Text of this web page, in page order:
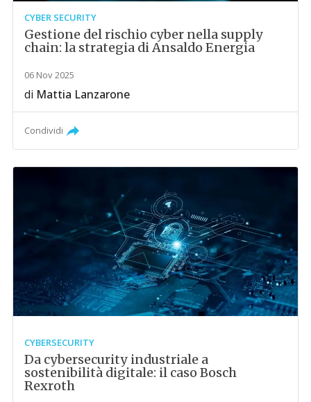
CYBER SECURITY
Gestione del rischio cyber nella supply
chain: la strategia di Ansaldo Energia
06 Nov 2025
di Mattia Lanzarone
Condividi
CYBERSECURITY
Da cybersecurity industriale a
sostenibilità digitale: il caso Bosch
Rexroth